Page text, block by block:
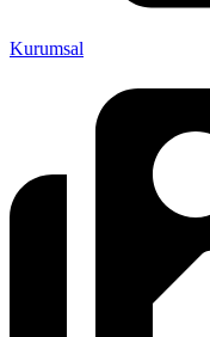
Kurumsal